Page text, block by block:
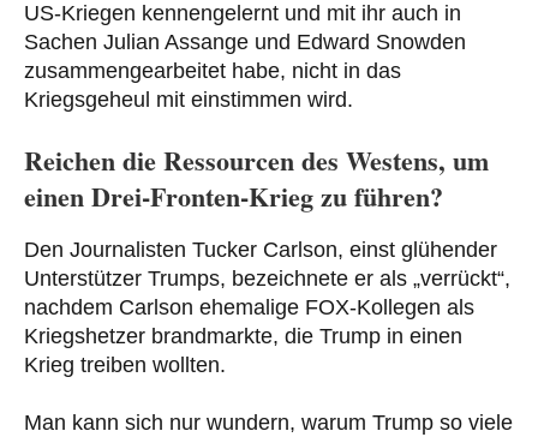
US-Kriegen kennengelernt und mit ihr auch in
Sachen Julian Assange und Edward Snowden
zusammengearbeitet habe, nicht in das
Kriegsgeheul mit einstimmen wird.
Reichen die Ressourcen des Westens, um
einen Drei-Fronten-Krieg zu führen?
Den Journalisten Tucker Carlson, einst glühender
Unterstützer Trumps, bezeichnete er als „verrückt“,
nachdem Carlson ehemalige FOX-Kollegen als
Kriegshetzer brandmarkte, die Trump in einen
Krieg treiben wollten.
Man kann sich nur wundern, warum Trump so viele